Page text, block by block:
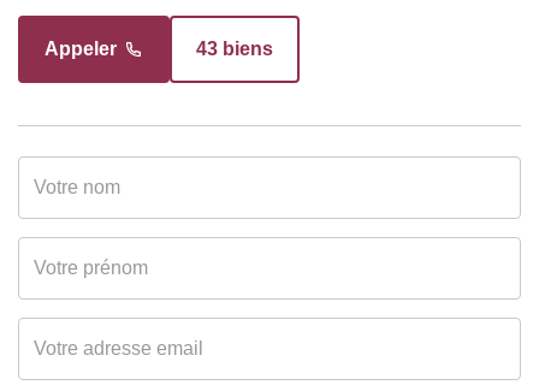
du DPE
énergie primaire
consommation
Appeler 43 biens